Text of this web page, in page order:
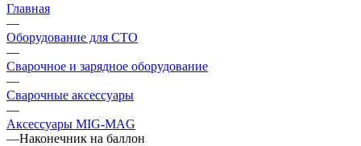
Главная
—
Оборудование для СТО
—
Сварочное и зарядное оборудование
—
Сварочные аксессуары
—
Аксессуары МIG-МАG
—Наконечник на баллон